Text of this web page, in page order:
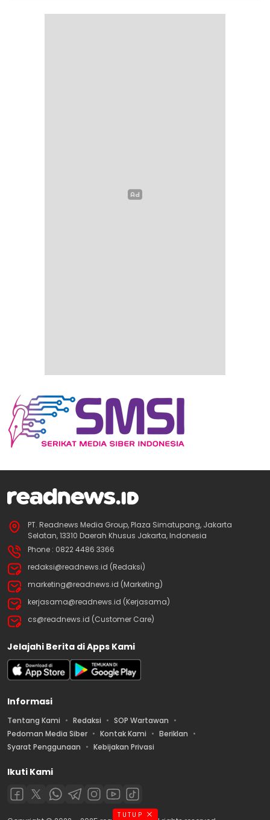
PT. Readnews Media Group, Plaza Simatupang, Jakarta
Selatan, 13310 Daerah Khusus Jakarta, Indonesia
Phone : 0822 4486 3366
redaksi@readnews.id (Redaksi)
marketing@readnews.id (Marketing)
kerjasama@readnews.id (Kerjasama)
cs@readnews.id (Customer Care)
Jelajahi Berita di Apps Kami
Informasi
Tentang Kami Redaksi
SOP Wartawan
Pedoman Media Siber
Kontak Kami
Beriklan
Syarat Penggunaan
Kebijakan Privasi
Ikuti Kami
TUTUP